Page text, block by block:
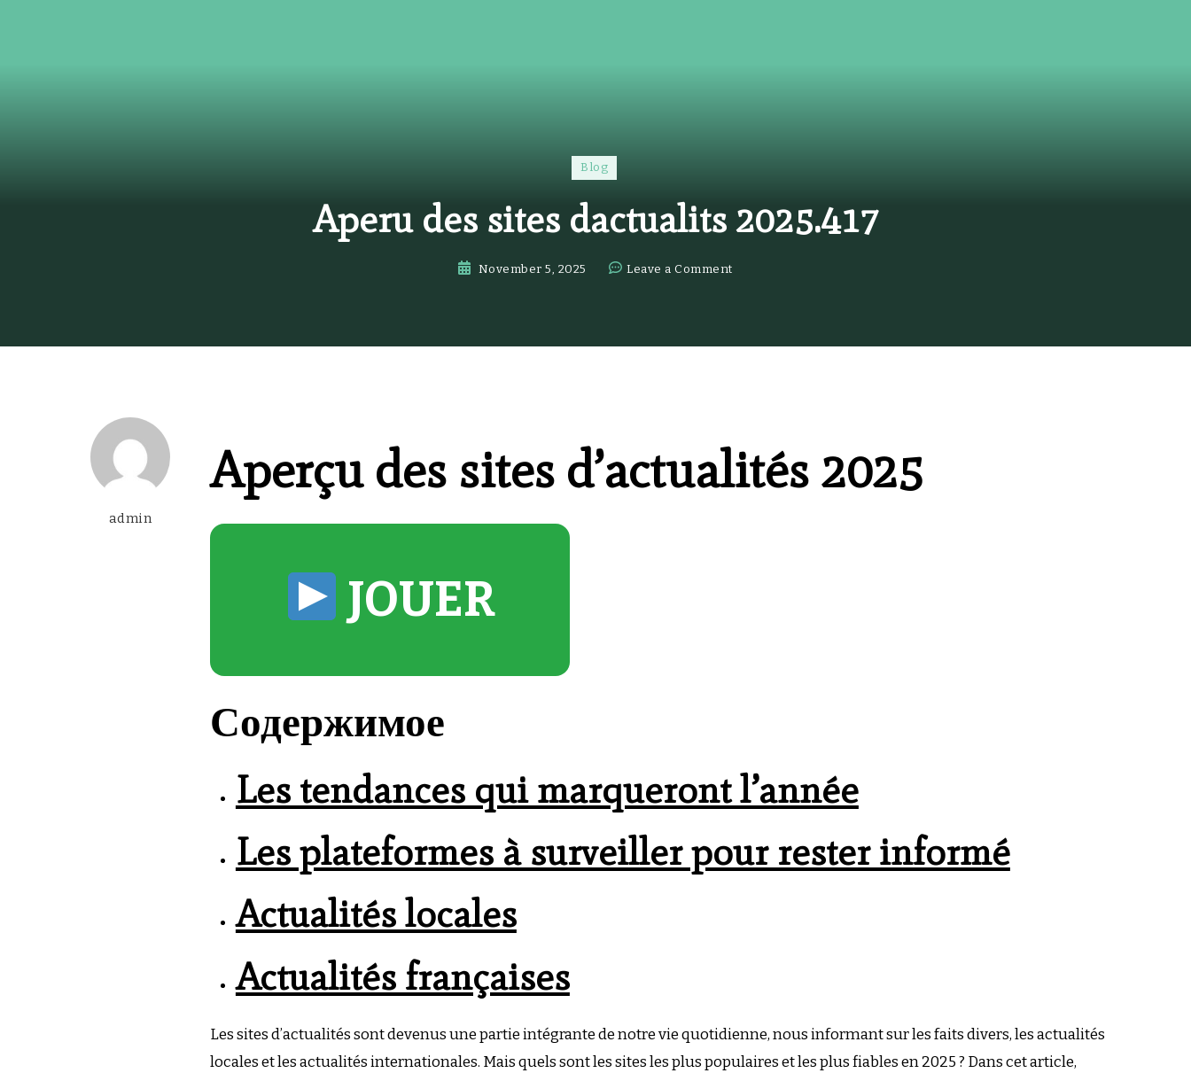
Blog
Aperu des sites dactualits 2025.417
November 5, 2025 Leave a Commenton
admin
Aperçu des sites d’actualités 2025
JOUER
Содержимое
Les tendances qui marqueront l’année
Les plateformes à surveiller pour rester informé
Actualités locales
Actualités françaises
Les sites d’actualités sont devenus une partie intégrante de notre vie quotidienne, nous informant sur les faits divers, les actualités
locales et les actualités internationales. Mais quels sont les sites les plus populaires et les plus fiables en 2025 ? Dans cet article,